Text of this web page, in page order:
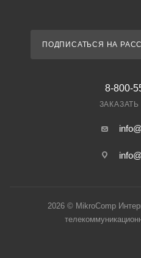
ПОДПИСАТЬСЯ НА
8-800-
2026 © MikroComp